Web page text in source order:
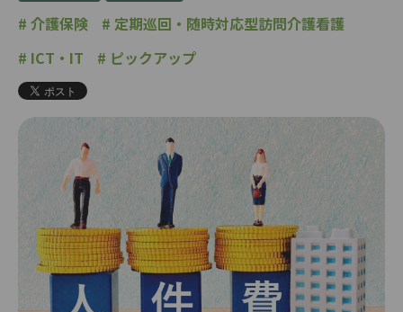
# 介護保険 # 定期巡回・随時対応型訪問介護看護
# ICT・IT # ピックアップ